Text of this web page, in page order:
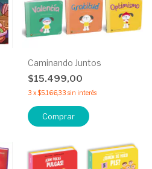
Caminando Juntos
$15.499,00
3 x$5.166,33 sin interés
Comprar